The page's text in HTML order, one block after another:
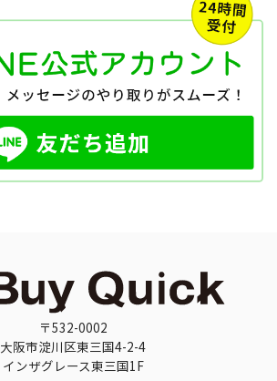
〒532-0002
大阪市淀川区東三国4-2-4
インザグレース東三国1F